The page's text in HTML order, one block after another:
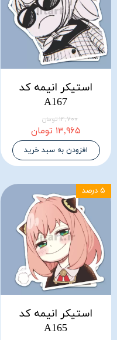
استیکر انیمه کد
A167
۱۴,۷۰۰ تومان
۱۳,۹۶۵ تومان
افزودن به سبد خرید
استیکر انیمه کد
A165
۵ درصد